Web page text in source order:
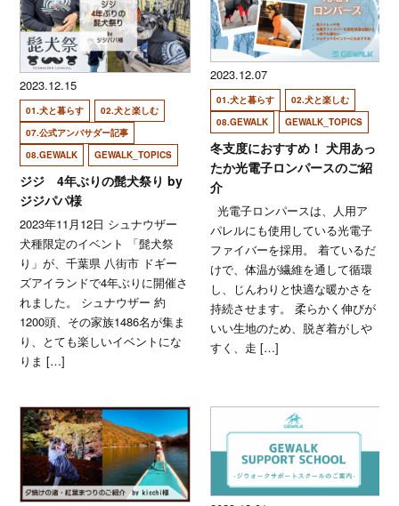
2023.12.15
01.犬と暮らす
02.犬と楽しむ
07.公式アンバサダー記事
08.GEWALK
GEWALK_TOPICS
ジジ 4年ぶりの髭犬祭り by
ジジパパ様
2023年11月12日 シュナウザー
犬種限定のイベント 「髭犬祭
り」が、千葉県 八街市 ドギー
ズアイランドで4年ぶりに開催さ
れました。 シュナウザー 約
1200頭、その家族1486名が集ま
り、とても楽しいイベントにな
りま […]
2023.12.07
01.犬と暮らす
02.犬と楽しむ
08.GEWALK
GEWALK_TOPICS
冬支度におすすめ！ 犬用あっ
たか光電子ロンパースのご紹
介
光電子ロンパースは、人用ア
パレルにも使用している光電子
ファイバーを採用。 着ているだ
けで、体温が繊維を通して循環
し、じんわりと快適な暖かさを
持続させます。 柔らかく伸びが
いい生地のため、脱ぎ着がしや
すく、走 […]